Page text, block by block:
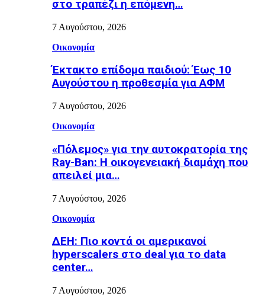
στο τραπέζι η επόμενη…
7 Αυγούστου, 2026
Οικονομία
Έκτακτο επίδομα παιδιού: Έως 10
Αυγούστου η προθεσμία για ΑΦΜ
7 Αυγούστου, 2026
Οικονομία
«Πόλεμος» για την αυτοκρατορία της
Ray-Ban: Η οικογενειακή διαμάχη που
απειλεί μια…
7 Αυγούστου, 2026
Οικονομία
ΔΕΗ: Πιο κοντά οι αμερικανοί
hyperscalers στο deal για το data
center…
7 Αυγούστου, 2026